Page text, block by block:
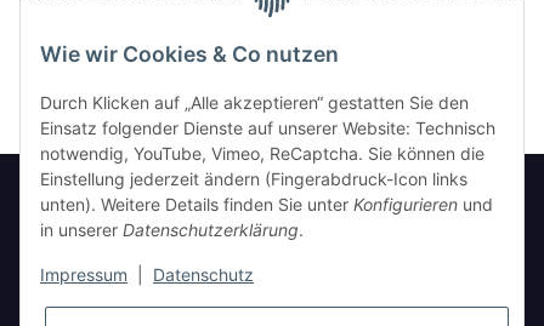
Aufsicht von Erwachsenen verwenden.
Bitte beachten Sie unsereWarnhinweise
Informationen
Gesetzliche Informationen
Wie wir Cookies & Co nutzen
Durch Klicken auf „Alle akzeptieren“ gestatten Sie den
Einsatz folgender Dienste auf unserer Website: Technisch
notwendig, YouTube, Vimeo, ReCaptcha. Sie können die
Einstellung jederzeit ändern (Fingerabdruck-Icon links
unten). Weitere Details finden Sie unter Konfigurieren und
in unserer Datenschutzerklärung.
Impressum Datenschutz